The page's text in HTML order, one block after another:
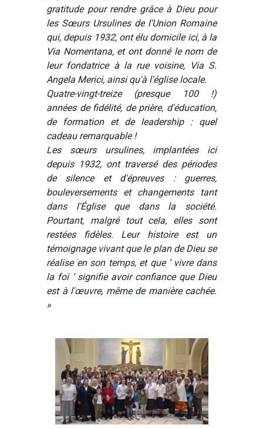
gratitude pour rendre grâce à Dieu pour
les Sœurs Ursulines de l'Union Romaine
qui, depuis 1932, ont élu domicile ici, à la
Via Nomentana, et ont donné le nom de
leur fondatrice à la rue voisine, Via S.
Angela Merici, ainsi qu'à l'église locale.
Quatre-vingt-treize (presque 100 !)
années de fidélité, de prière, d'éducation,
de formation et de leadership : quel
cadeau remarquable !
Les sœurs ursulines, implantées ici
depuis 1932, ont traversé des périodes
de silence et d'épreuves : guerres,
bouleversements et changements tant
dans l'Église que dans la société.
Pourtant, malgré tout cela, elles sont
restées fidèles. Leur histoire est un
témoignage vivant que le plan de Dieu se
réalise en son temps, et que ‘ vivre dans
la foi ‘ signifie avoir confiance que Dieu
est à l'œuvre, même de manière cachée.
»